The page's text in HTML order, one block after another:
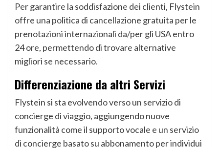
Per garantire la soddisfazione dei clienti, Flystein
offre una politica di cancellazione gratuita per le
prenotazioni internazionali da/per gli USA entro
24 ore, permettendo di trovare alternative
migliori se necessario.
Differenziazione da altri Servizi
Flystein si sta evolvendo verso un servizio di
concierge di viaggio, aggiungendo nuove
funzionalità come il supporto vocale e un servizio
di concierge basato su abbonamento per individui